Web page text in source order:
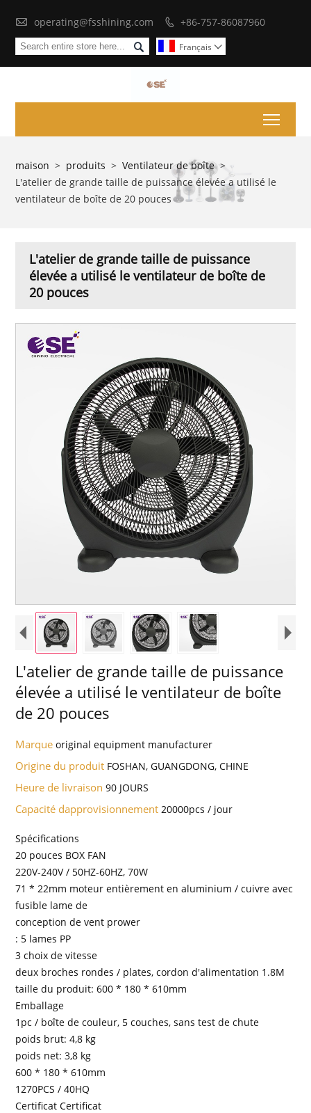
 operating@fsshining.com  +86-757-86087960
 Français 
maison > produits > Ventilateur de boîte >
L'atelier de grande taille de puissance élevée a utilisé le
ventilateur de boîte de 20 pouces
L'atelier de grande taille de puissance
élevée a utilisé le ventilateur de boîte de
20 pouces
L'atelier de grande taille de puissance
élevée a utilisé le ventilateur de boîte
de 20 pouces
Marqueoriginal equipment manufacturer
Origine du produit FOSHAN, GUANGDONG, CHINE
Heure de livraison90 JOURS
Capacité dapprovisionnement 20000pcs / jour
Spécifications
20 pouces BOX FAN
220V-240V / 50HZ-60HZ, 70W
71 * 22mm moteur entièrement en aluminium / cuivre avec
fusible lame de
conception de vent prower
: 5 lames PP
3 choix de vitesse
deux broches rondes / plates, cordon d'alimentation 1.8M
taille du produit: 600 * 180 * 610mm
Emballage
1pc / boîte de couleur, 5 couches, sans test de chute
poids brut: 4,8 kg
poids net: 3,8 kg
600 * 180 * 610mm
1270PCS / 40HQ
Certificat Certificat